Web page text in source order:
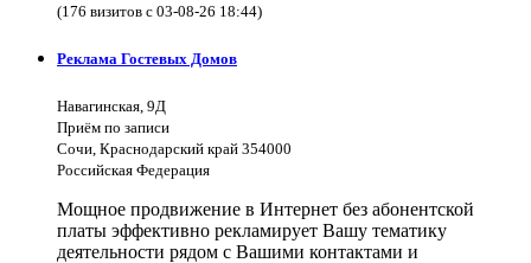
(176 визитов с 03-08-26 18:44)
Реклама Гостевых Домов
Навагинская, 9Д
Приём по записи
Сочи, Краснодарский край 354000
Российская Федерация
Мощное продвижение в Интернет без абонентской
платы эффективно рекламирует Вашу тематику
деятельности рядом с Вашими контактами и